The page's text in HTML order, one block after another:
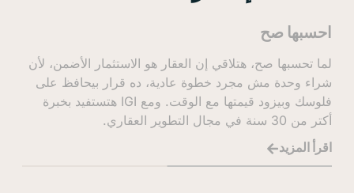
صح
صح، هتلاقي إن العقار هو الاستثمار الأضمن، لأن
وحدة مش مجرد خطوة عادية، ده قرار بيحافظ على
فلوسك وبيزود قيمتها مع الوقت. ومع IGI هتستفيد بخبرة
التطوير العقاري.
المزيد